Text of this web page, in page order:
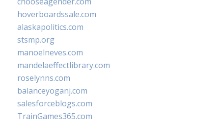
hoverboardssale.com
alaskapolitics.com
stsmp.org
manoelneves.com
mandelaeffectlibrary.com
roselynns.com
balanceyoganj.com
salesforceblogs.com
TrainGames365.com